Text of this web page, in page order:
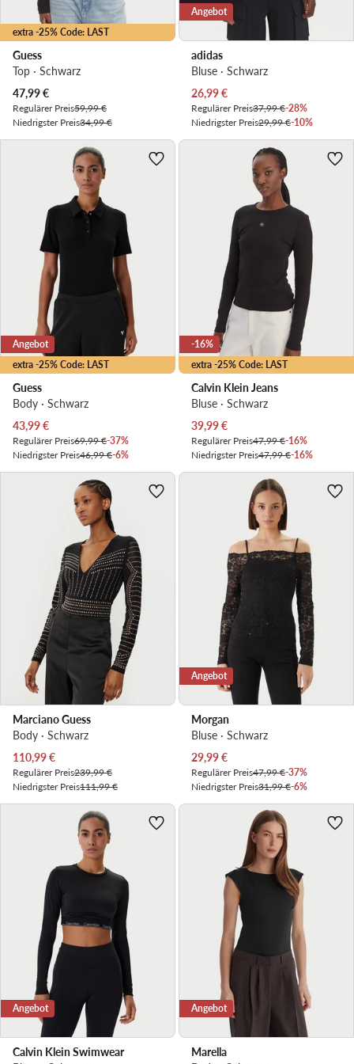
extra -25% Code: LAST
Guess
Top · Schwarz
Aktueller Preis
47,99€
Regulärer Preis59,99 €
Niedrigster Preis34,99 €
Angebot
adidas
Bluse · Schwarz
Aktueller Preis
26,99€
Regulärer Preis37,99 €-28%
Niedrigster Preis29,99 €-10%
extra -25% Code: LAST
Angebot
Guess
Body · Schwarz
Aktueller Preis
43,99€
Regulärer Preis69,99 €-37%
Niedrigster Preis46,99 €-6%
extra -25% Code: LAST
-16%
Calvin Klein Jeans
Bluse · Schwarz
Aktueller Preis
39,99€
Regulärer Preis47,99 €-16%
Niedrigster Preis47,99 €-16%
Marciano Guess
Body · Schwarz
Aktueller Preis
110,99€
Regulärer Preis239,99 €
Niedrigster Preis111,99 €
Angebot
Morgan
Bluse · Schwarz
Aktueller Preis
29,99€
Regulärer Preis47,99 €-37%
Niedrigster Preis31,99 €-6%
Angebot
Calvin Klein Swimwear
Angebot
Marella